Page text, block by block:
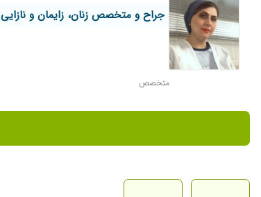
جراح و متخصص زنان، زایمان و نازایی
متخصص